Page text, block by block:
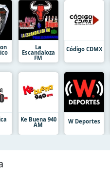
La
Escandaloza
FM
Código CDMX
Ke Buena 940
AM W Deportes